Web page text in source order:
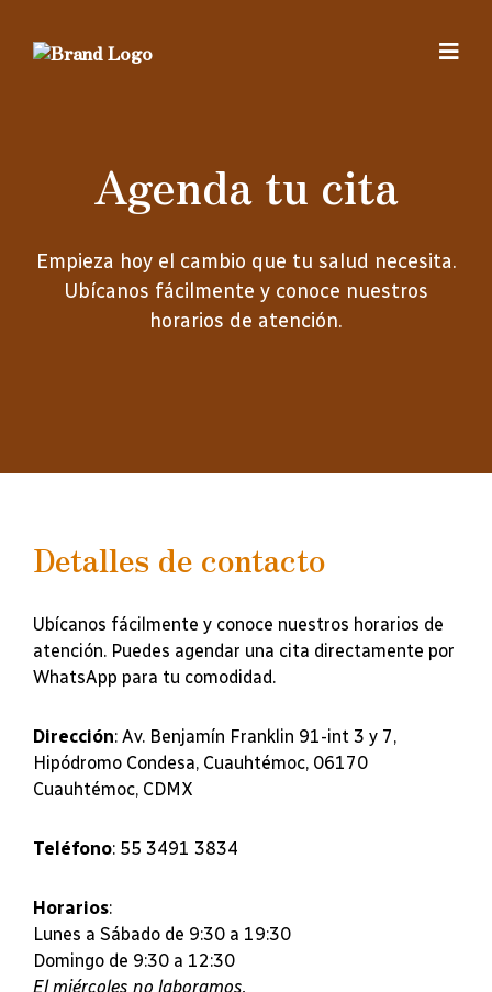
Agenda tu cita
Empieza hoy el cambio que tu salud necesita.
Ubícanos fácilmente y conoce nuestros
horarios de atención.
Detalles de contacto
Ubícanos fácilmente y conoce nuestros horarios de
atención. Puedes agendar una cita directamente por
WhatsApp para tu comodidad.
Dirección: Av. Benjamín Franklin 91-int 3 y 7,
Hipódromo Condesa, Cuauhtémoc, 06170
Cuauhtémoc, CDMX
Teléfono: 55 3491 3834
Horarios:
Lunes a Sábado de 9:30 a 19:30
Domingo de 9:30 a 12:30
El miércoles no laboramos.